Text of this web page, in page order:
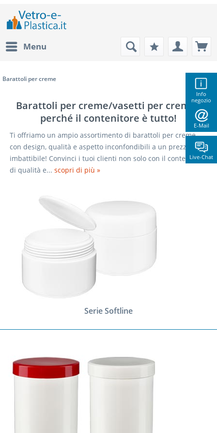
Info
negozio
E-Mail
Live-Chat
Menu
Barattoli per creme
Barattoli per creme/vasetti per creme -
perché il contenitore è tutto!
Ti offriamo un ampio assortimento di barattoli per creme
con design, qualità e aspetto inconfondibili a un prezzo
imbattibile! Convinci i tuoi clienti non solo con il contenuto
di qualità e... scopri di più »
Serie Softline
(1)